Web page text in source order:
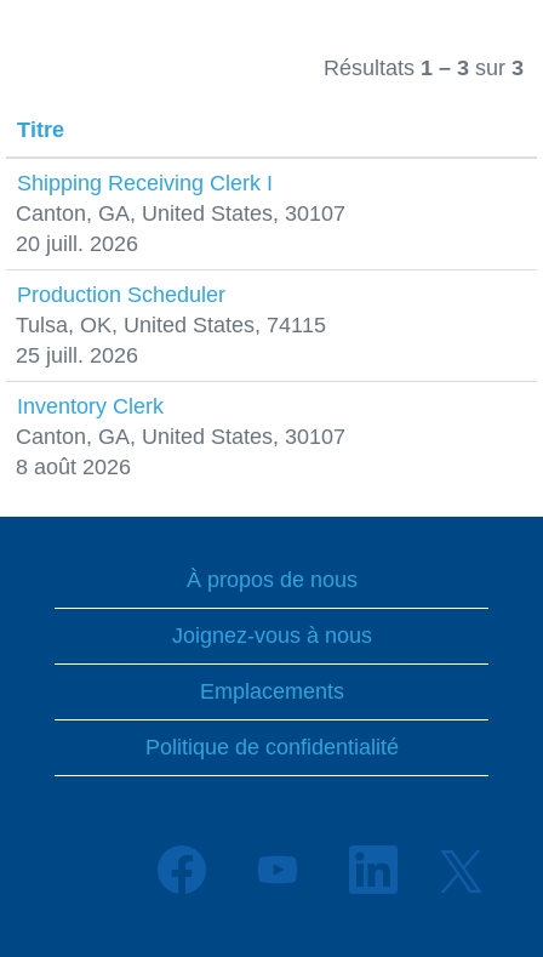
Résultats 1 – 3 sur 3
Titre
Shipping Receiving Clerk I
Canton, GA, United States, 30107
20 juill. 2026
Production Scheduler
Tulsa, OK, United States, 74115
25 juill. 2026
Inventory Clerk
Canton, GA, United States, 30107
8 août 2026
À propos de nous
Joignez-vous à nous
Emplacements
Politique de confidentialité
S
S
o
S